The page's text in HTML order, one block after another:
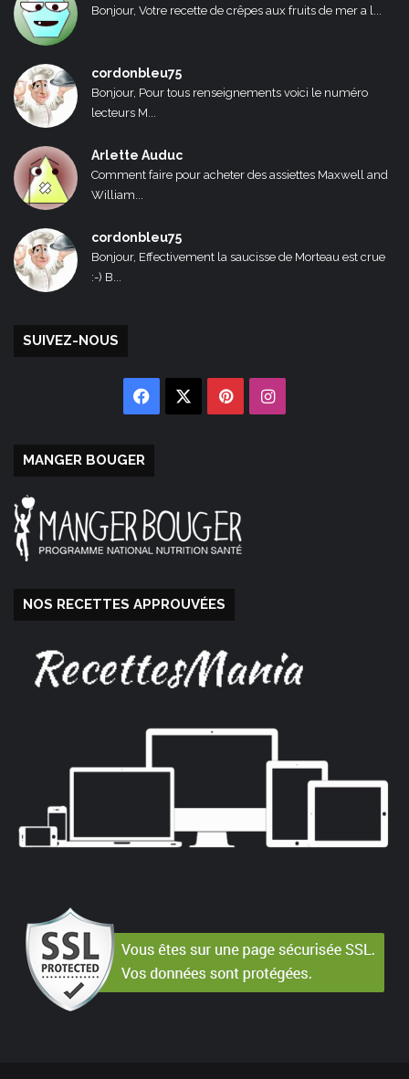
Bonjour, Votre recette de crêpes aux fruits de mer a l...
cordonbleu75
Bonjour, Pour tous renseignements voici le numéro
lecteurs M...
Arlette Auduc
Comment faire pour acheter des assiettes Maxwell and
William...
cordonbleu75
Bonjour, Effectivement la saucisse de Morteau est crue
:-) B...
SUIVEZ-NOUS
Facebook PinterestInstagram
MANGER BOUGER
NOS RECETTES APPROUVÉES